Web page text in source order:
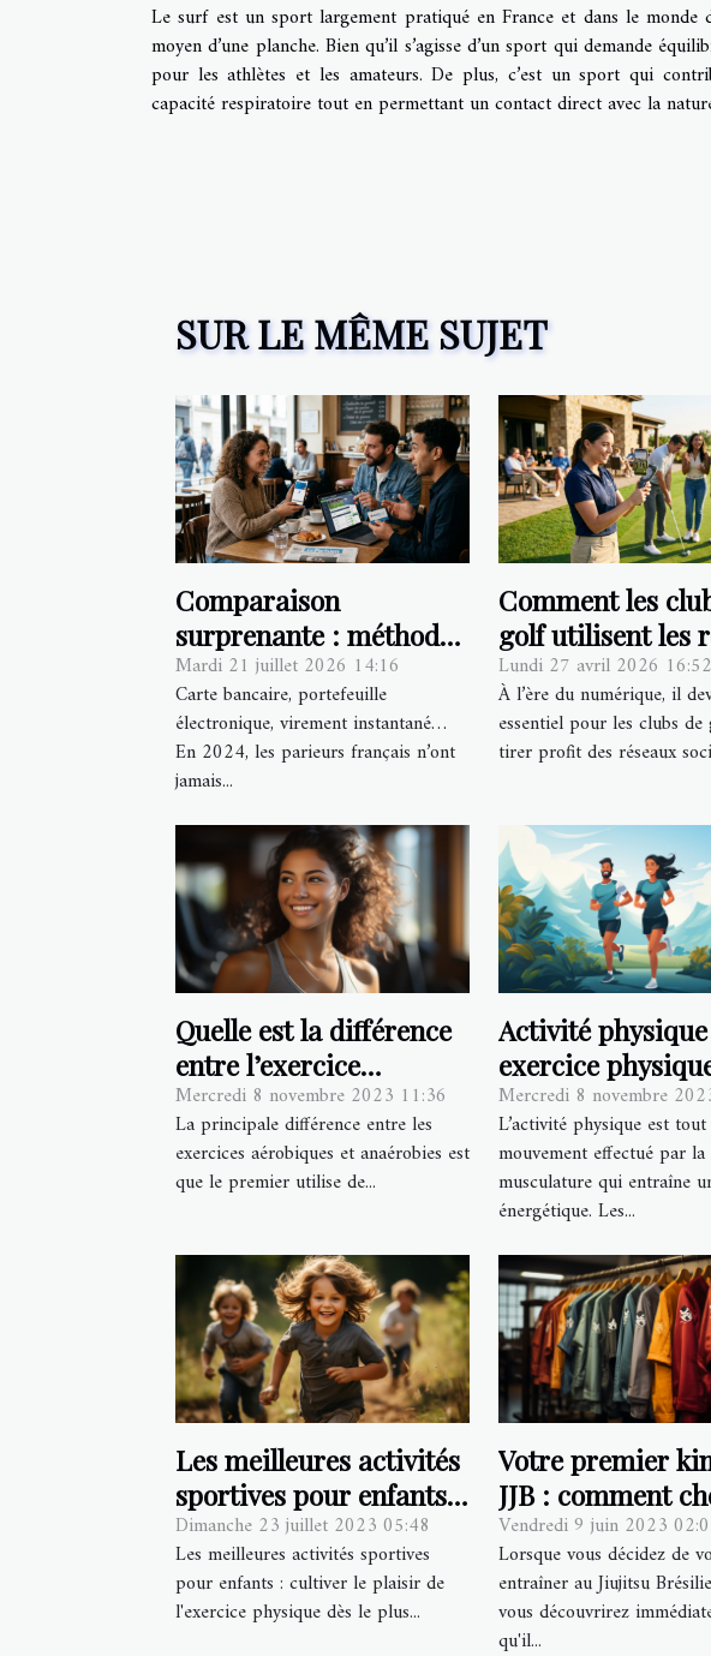
Le surf est un sport largement pratiqué en France et dans le monde
moyen d’une planche. Bien qu’il s’agisse d’un sport qui demande
pour les athlètes et les amateurs. De plus, c’est un sport qui
capacité respiratoire tout en permettant un contact direct avec la
SUR LE MÊME SUJET
Comparaison
surprenante : méthodes
de paiement préférées
des parieurs français en
2024
Mardi 21 juillet 2026 14:16
Carte bancaire, portefeuille
électronique, virement instantané…
En 2024, les parieurs français n’ont
jamais...
Comment les
golf utilisent les
sociaux pour
membres ?
Lundi 27 avril 2026 16:52
À l’ère du numérique, il
essentiel pour les clubs
tirer profit des réseaux
Quelle est la différence
entre l’exercice
aérobique et l’exercice
anaérobie ?
Mercredi 8 novembre 2023 11:36
La principale différence entre les
exercices aérobiques et anaérobies est
que le premier utilise de...
Activité
exercice
quelle différence
Mercredi 8 novembre
L’activité physique est tout
mouvement effectué par la
musculature qui entraîne
énergétique. Les...
Les meilleures activités
sportives pour enfants :
cultiver le plaisir de
l'exercice physique dès
le plus jeune âge
Dimanche 23 juillet 2023 05:48
Les meilleures activités sportives
pour enfants : cultiver le plaisir de
l'exercice physique dès le plus...
Votre premier
JJB : comment
à quoi faire
Vendredi 9 juin 2023
Lorsque vous décidez de
entraîner au Jiujitsu
vous découvrirez
qu'il...